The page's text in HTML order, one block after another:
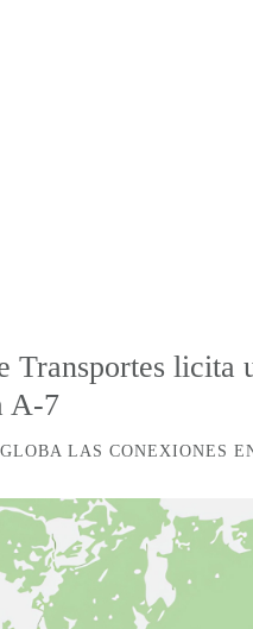
Transportes licita
A-7
LAS CONEXIONES